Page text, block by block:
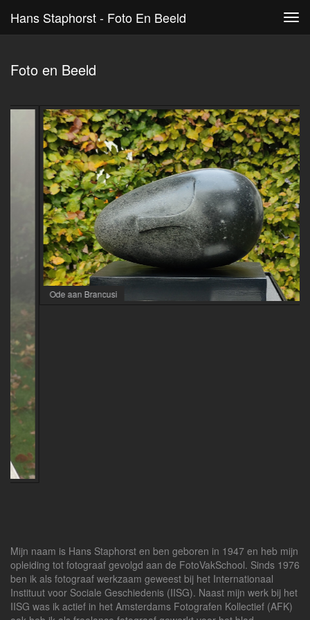
Hans Staphorst - Foto En Beeld
Foto en Beeld
Ode aan Brancusi
Mijn naam is Hans Staphorst en ben geboren in 1947 en heb mijn
opleiding tot fotograaf gevolgd aan de FotoVakSchool. Sinds 1976
ben ik als fotograaf werkzaam geweest bij het Internationaal
Instituut voor Sociale Geschiedenis (IISG). Naast mijn werk bij het
IISG was ik actief in het Amsterdams Fotografen Kollectief (AFK)